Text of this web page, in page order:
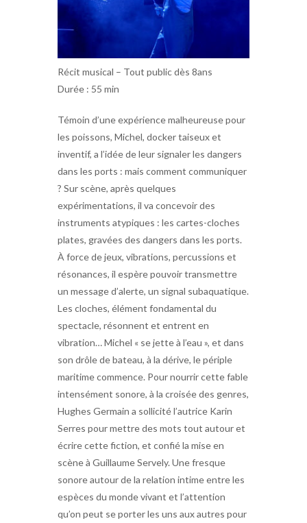
Récit musical – Tout public dès 8ans
Durée : 55 min
Témoin d’une expérience malheureuse pour
les poissons, Michel, docker taiseux et
inventif, a l’idée de leur signaler les dangers
dans les ports : mais comment communiquer
? Sur scène, après quelques
expérimentations, il va concevoir des
instruments atypiques : les cartes-cloches
plates, gravées des dangers dans les ports.
À force de jeux, vibrations, percussions et
résonances, il espère pouvoir transmettre
un message d’alerte, un signal subaquatique.
Les cloches, élément fondamental du
spectacle, résonnent et entrent en
vibration… Michel « se jette à l’eau », et dans
son drôle de bateau, à la dérive, le périple
maritime commence. Pour nourrir cette fable
intensément sonore, à la croisée des genres,
Hughes Germain a sollicité l’autrice Karin
Serres pour mettre des mots tout autour et
écrire cette fiction, et confié la mise en
scène à Guillaume Servely. Une fresque
sonore autour de la relation intime entre les
espèces du monde vivant et l’attention
qu’on peut se porter les uns aux autres pour